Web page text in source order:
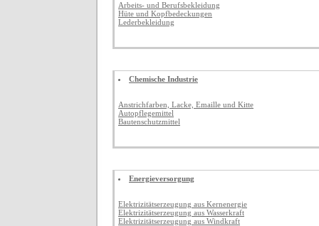
Arbeits- und Berufsbekleidung
Hüte und Kopfbedeckungen
Lederbekleidung
Chemische Industrie
Anstrichfarben, Lacke, Emaille und Kitte
Autopflegemittel
Bautenschutzmittel
Energieversorgung
Elektrizitätserzeugung aus Kernenergie
Elektrizitätserzeugung aus Wasserkraft
Elektrizitätserzeugung aus Windkraft